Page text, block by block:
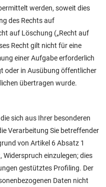
werden, soweit dies
des Rechts auf
auf Löschung („Recht auf
Recht gilt nicht für eine
einer Aufgabe erforderlich
oder in Ausübung öffentlicher
übertragen wurde.
sich aus Ihrer besonderen
Verarbeitung Sie betreffender
von Artikel 6 Absatz 1
Widerspruch einzulegen; dies
gestütztes Profiling. Der
Daten nicht